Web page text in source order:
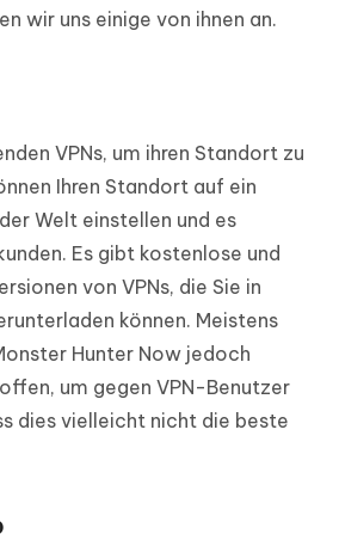
wir uns einige von ihnen an.
VPNs, um ihren Standort zu
Ihren Standort auf ein
Welt einstellen und es
Es gibt kostenlose und
von VPNs, die Sie in
können. Meistens
Hunter Now jedoch
um gegen VPN-Benutzer
dies vielleicht nicht die beste